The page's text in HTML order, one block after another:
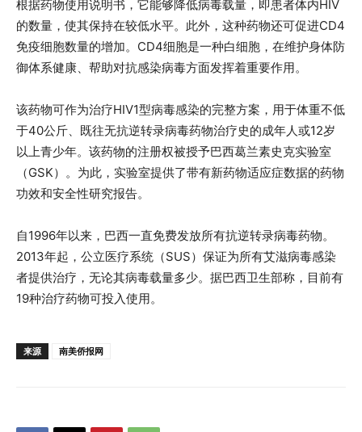
根据药物使用说明书，它能够降低病毒载量，即患者体内HIV
的数量，使其保持在较低水平。此外，这种药物还可促进CD4
免疫细胞数量的增加。CD4细胞是一种白细胞，在维护身体防
御体系健康、帮助对抗感染病毒方面发挥着重要作用。
该药物可作为治疗HIV1型病毒感染的完整方案，用于体重不低
于40公斤、既往无抗逆转录病毒药物治疗史的成年人或12岁
以上青少年。该药物的注册权被授予巴西葛兰素史克实验室
（GSK）。为此，实验室提供了带有新药物适应症数据的药物
功效和安全性研究报告。
自1996年以来，巴西一直免费发放所有抗逆转录病毒药物。
2013年起，公立医疗系统（SUS）保证为所有艾滋病毒感染
者提供治疗，无论其病毒载量多少。据巴西卫生部称，目前有
19种治疗药物可投入使用。
来源 南美侨报网